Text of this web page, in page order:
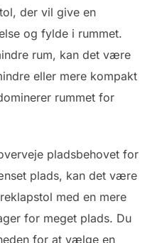
der vil give en
og fylde i rummet.
rum, kan det være
eller mere kompakt
rummet for
pladsbehovet for
plads, kan det være
med en mere
for meget plads. Du
for at vælge en